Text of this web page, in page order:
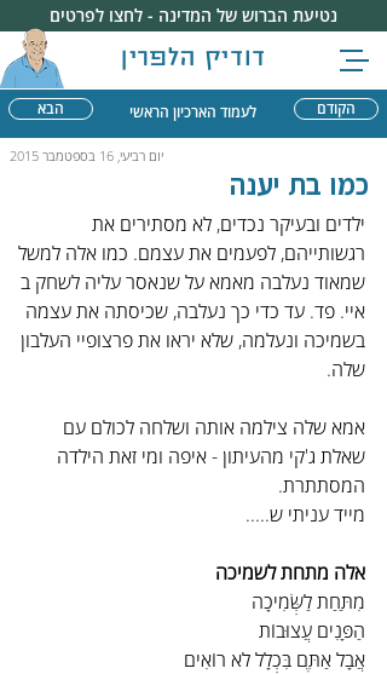
דודיק הלפרין
נטיעת הברוש של המדינה - לחצו לפרטים
הבא הקודם לעמוד הארכיון הראשי
יום רביעי, 16 בספטמבר 2015
כמו בת יענה
ילדים ובעיקר נכדים, לא מסתירים את
רגשותייהם, לפעמים את עצמם. כמו אלה למשל
שמאוד נעלבה מאמא על שנאסר עליה לשחק ב
איי. פד. עד כדי כך נעלבה, שכיסתה את עצמה
בשמיכה ונעלמה, שלא יראו את פרצופיי העלבון
שלה.
אמא שלה צילמה אותה ושלחה לכולם עם
שאלת ג'קי מהעיתון - איפה ומי זאת הילדה
המסתתרת.
מייד עניתי ש.....
אלה מתחת לשמיכה
מִתַּחַת לַשְּׂמִיכָה
הַפָּנִים עֲצוּבוֹת
אֲבָל אַתֶּם בִּכְלָל לֹא רוֹאִים